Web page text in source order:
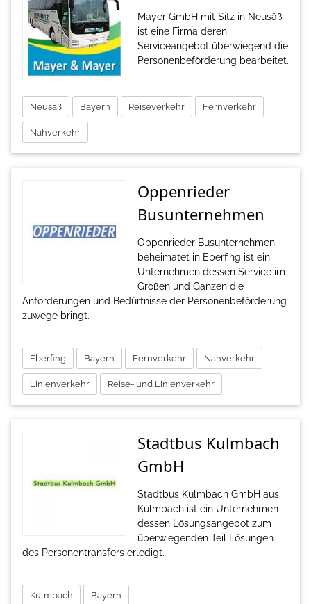
Mayer GmbH mit Sitz in Neusäß
ist eine Firma deren
Serviceangebot überwiegend die
Personenbeförderung bearbeitet.
Neusäß Bayern Reiseverkehr Fernverkehr
Nahverkehr
Oppenrieder
Busunternehmen
Oppenrieder Busunternehmen
beheimatet in Eberfing ist ein
Unternehmen dessen Service im
Großen und Ganzen die
Anforderungen und Bedürfnisse der Personenbeförderung
zuwege bringt.
Eberfing Bayern Fernverkehr Nahverkehr
Linienverkehr Reise- und Linienverkehr
Stadtbus Kulmbach
GmbH
Stadtbus Kulmbach GmbH aus
Kulmbach ist ein Unternehmen
dessen Lösungsangebot zum
überwiegenden Teil Lösungen
des Personentransfers erledigt.
Kulmbach Bayern